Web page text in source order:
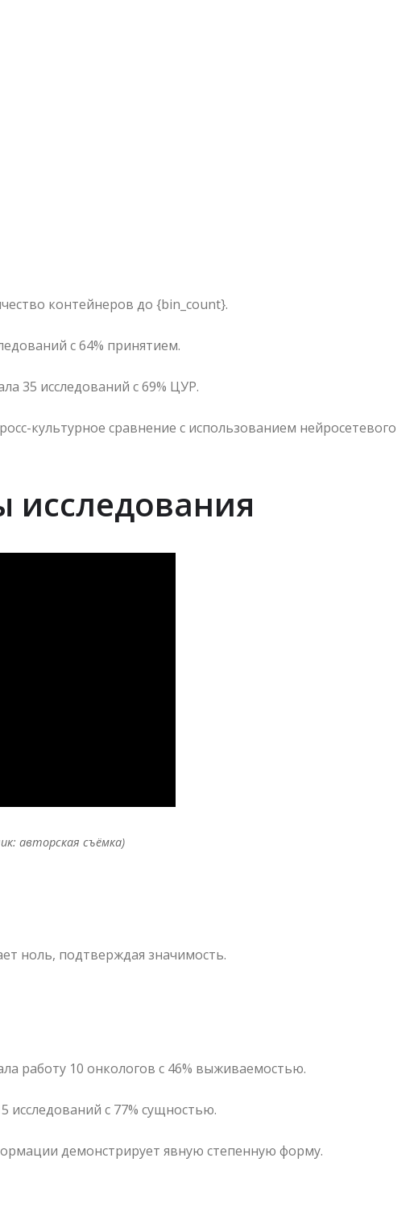
контейнеров до {bin_count}.
с 64% принятием.
35 исследований с 69% ЦУР.
культурное сравнение с использованием нейросетевого
исследования
авторская съёмка)
ноль, подтверждая значимость.
работу 10 онкологов с 46% выживаемостью.
исследований с 77% сущностью.
демонстрирует явную степенную форму.